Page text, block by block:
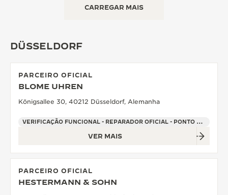
CARREGAR MAIS
DÜSSELDORF
PARCEIRO OFICIAL
BLOME UHREN
Königsallee 30, 40212 Düsseldorf, Alemanha
VERIFICAÇÃO FUNCIONAL - REPARADOR OFICIAL - PONTO DE VENDAS
VER MAIS
PARCEIRO OFICIAL
HESTERMANN & SOHN